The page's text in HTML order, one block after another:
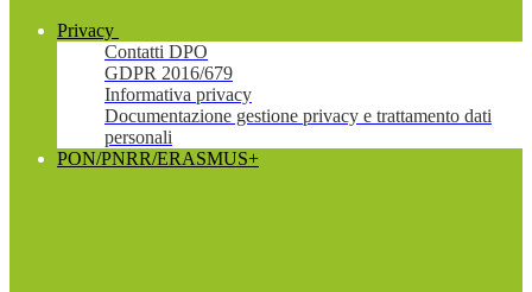
Privacy
Contatti DPO
GDPR 2016/679
Informativa privacy
Documentazione gestione privacy e trattamento dati
personali
PON/PNRR/ERASMUS+